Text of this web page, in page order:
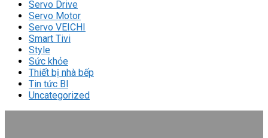
Servo Drive
Servo Motor
Servo VEICHI
Smart Tivi
Style
Sức khỏe
Thiết bị nhà bếp
Tin tức Bl
Uncategorized